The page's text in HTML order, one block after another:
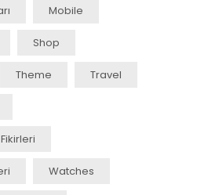
Mobile
Shop
Theme Travel
Watches